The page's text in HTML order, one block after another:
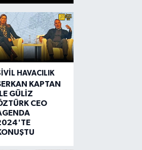
HAVACILIK
KAPTAN
İLE GÜLİZ
CEO